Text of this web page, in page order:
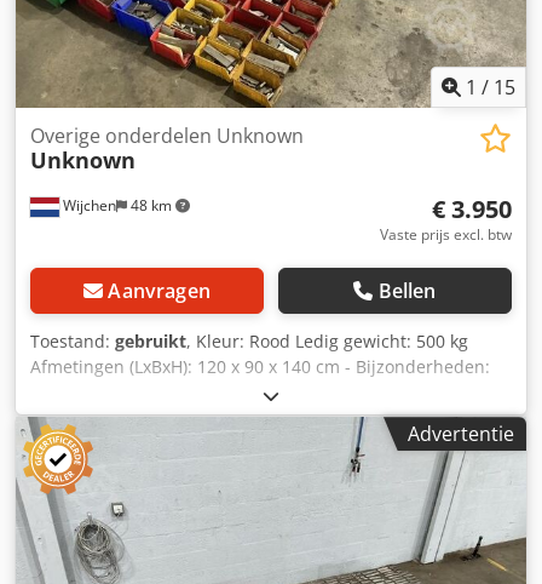
1 / 15
Wijchen 48 km
Overige onderdelen Unknown
Unknown
€ 3.950
Vaste prijs excl. btw
Aanvragen Bellen
Toestand: gebruikt, Kleur: Rood Ledig gewicht: 500 kg
Afmetingen (LxBxH): 120 x 90 x 140 cm - Bijzonderheden:
Cjdpfxjzrnwfe Adrsha - └ Omschrijving: diverse
schaafmessen - Documentatie aanwezig: Nee - CE
certificaat aanwezig: Nee - Transportafmetingen: 1200mm
x 900mm x 1400mm (l x b x h) - Transportgewicht [kg]:
500kg - Transportcolli [st.]: 1 Financiële informatie BTW: De
getoonde prijs is exclusief BTW BTW/marge: BTW
verrekenbaar voor ondernemers Levering en inruil altijd
mogelijk van alles in de industriële sectoren Yorick Diebels
Advertentie